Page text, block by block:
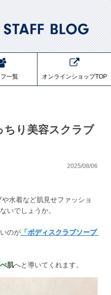
一覧 オンラインショップTOP
ちり美容スクラブ
2025/08/06
水着など肌見せファッショ
いでしょうか。
のが「ボディスクラブソープ
肌